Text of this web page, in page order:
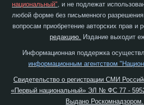
национальный", и не подлежат
любой форме без письменного
вопросам приобретение авторских прав и
редакцию. Издание выходит
Информационная поддержка
информационным агентством
Свидетельство о регистрации СМИ
«Первый национальный» ЭЛ № ФС 77 -
Выдано Роскомнадзором.